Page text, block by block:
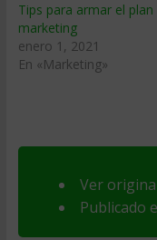
Tips para armar el plan
marketing
enero 1, 2021
En «Marketing»
Ver
Publicado